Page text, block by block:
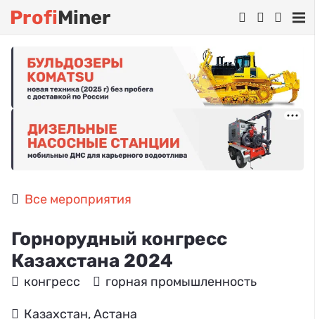
ProfiMiner
Все мероприятия
Горнорудный конгресс
Казахстана 2024
конгресс горная промышленность
Казахстан, Астана